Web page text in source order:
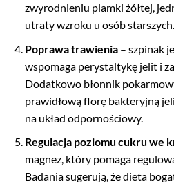
zwyrodnieniu plamki żółtej,
utraty wzroku u osób starszych.
Poprawa trawienia– szpinak
wspomaga perystaltykę jelit i
Dodatkowo błonnik
prawidłową florę bakteryjną
na układ odpornościowy.
Regulacja poziomu cukru we
magnez, który pomaga
Badania sugerują, że dieta